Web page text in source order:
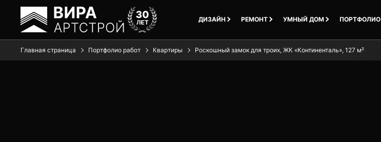
ДИЗАЙН РЕМОНТ УМНЫЙ ДОМ ПОРТФОЛИО
Главная страница Портфолио работ Квартиры Роскошный замок для троих, ЖК «Континенталь», 127 м²